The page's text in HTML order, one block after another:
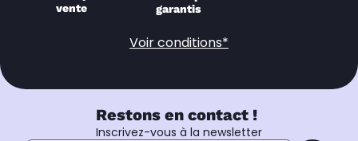
vente
garantis
Voir conditions*
Restons en contact !
Inscrivez-vous à la newsletter